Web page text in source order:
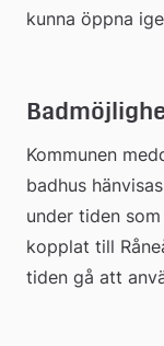
kunna öppna
Kommunen
badhus
under tiden
kopplat till
tiden gå att